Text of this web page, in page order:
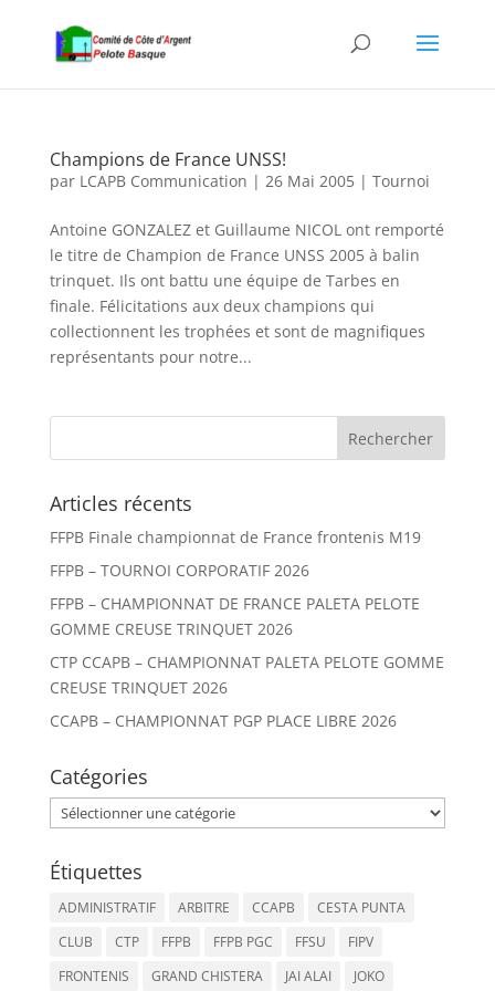
Champions de France UNSS!
par LCAPB Communication | 26 Mai 2005| Tournoi
Antoine GONZALEZ et Guillaume NICOL ont remporté
le titre de Champion de France UNSS 2005 à balin
trinquet. Ils ont battu une équipe de Tarbes en
finale. Félicitations aux deux champions qui
collectionnent les trophées et sont de magnifiques
représentants pour notre...
Articles récents
FFPB Finale championnat de France frontenis M19
FFPB – TOURNOI CORPORATIF 2026
FFPB – CHAMPIONNAT DE FRANCE PALETA PELOTE
GOMME CREUSE TRINQUET 2026
CTP CCAPB – CHAMPIONNAT PALETA PELOTE GOMME
CREUSE TRINQUET 2026
CCAPB – CHAMPIONNAT PGP PLACE LIBRE 2026
Catégories
Catégories
Étiquettes
ADMINISTRATIF ARBITRE CCAPB
CESTA PUNTA
CLUB
CTP FFPB FFPB PGC FFSU
FIPV
FRONTENIS
GRAND CHISTERA JAI ALAI JOKO